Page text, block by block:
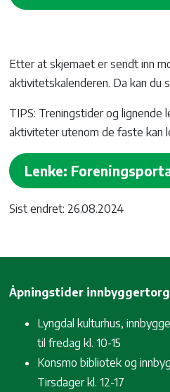
Etter at skjemaet er sendt inn
aktivitetskalenderen. Da kan du
TIPS: Treningstider og lignende
aktiviteter utenom de faste kan
Lenke:
Sist endret: 26.08.2024
Åpningstider
Lyngdal kulturhus,
til fredag kl. 10-15
Konsmo bibliotek og
Tirsdager kl. 12-17